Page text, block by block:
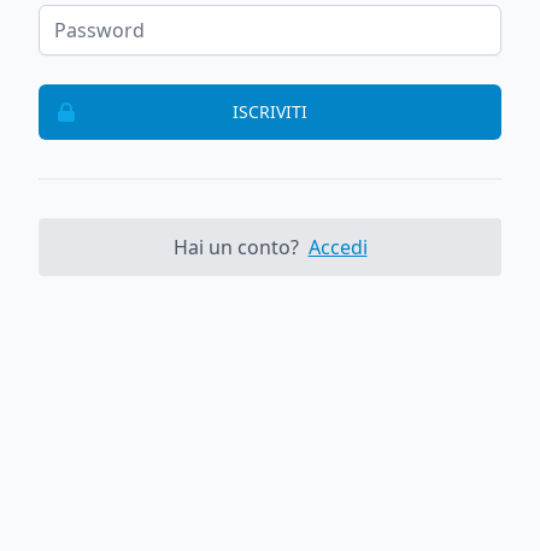
ISCRIVITI
Hai un conto? Accedi